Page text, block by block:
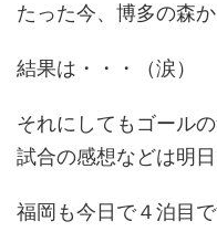
たった今、博多の森
結果は・・・（涙）
それにしてもゴール
試合の感想などは明日
福岡も今日で４泊目